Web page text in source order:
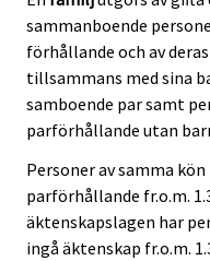
sammanboende
förhållande och av
tillsammans med sina
samboende par samt
parförhållande utan
Personer av samma
parförhållande fr.o.m.
äktenskapslagen har
ingå äktenskap fr.o.m.